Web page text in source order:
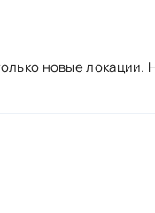
новые локации.